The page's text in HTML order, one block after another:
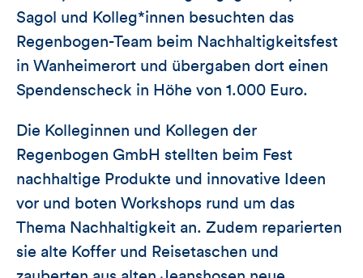
Sagol und Kolleg*innen besuchten das
Regenbogen-Team beim Nachhaltigkeitsfest
in Wanheimerort und übergaben dort einen
Spendenscheck in Höhe von 1.000 Euro.
Die Kolleginnen und Kollegen der
Regenbogen GmbH stellten beim Fest
nachhaltige Produkte und innovative Ideen
vor und boten Workshops rund um das
Thema Nachhaltigkeit an. Zudem reparierten
sie alte Koffer und Reisetaschen und